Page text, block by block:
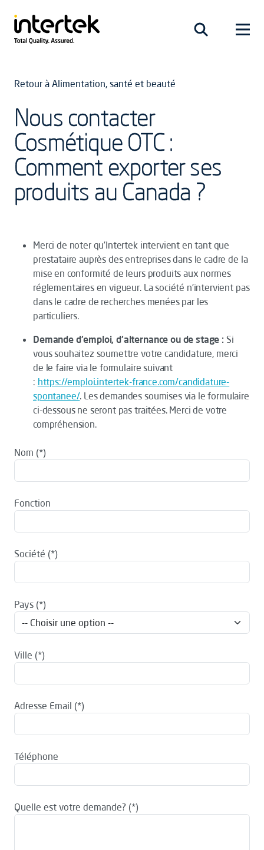
Retour à Alimentation, santé et beauté
Nous contacter
Cosmétique OTC :
Comment exporter ses
produits au Canada ?
Merci de noter qu’Intertek intervient en tant que
prestataire auprès des entreprises dans le cadre de la
mise en conformité de leurs produits aux normes
réglementaires en vigueur. La société n’intervient pas
dans le cadre de recherches menées par les
particuliers.
Demande d'emploi, d'alternance ou de stage : Si
vous souhaitez soumettre votre candidature, merci
de le faire via le formulaire suivant
: https://emploi.intertek-france.com/candidature-
spontanee/. Les demandes soumises via le formulaire
ci-dessous ne seront pas traitées. Merci de votre
compréhension.
Nom
Fonction
Société
Pays
Ville
Adresse Email
Téléphone
Quelle est votre demande?